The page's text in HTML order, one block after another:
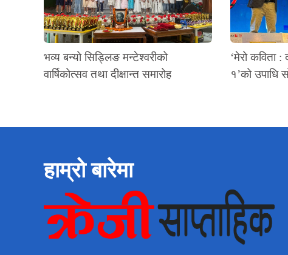
भव्य बन्यो सिड्लिङ मन्टेश्वरीको
वार्षिकोत्सव तथा दीक्षान्त समारोह
‘मेरो कविता
१’को उपाधि
हाम्रो बारेमा